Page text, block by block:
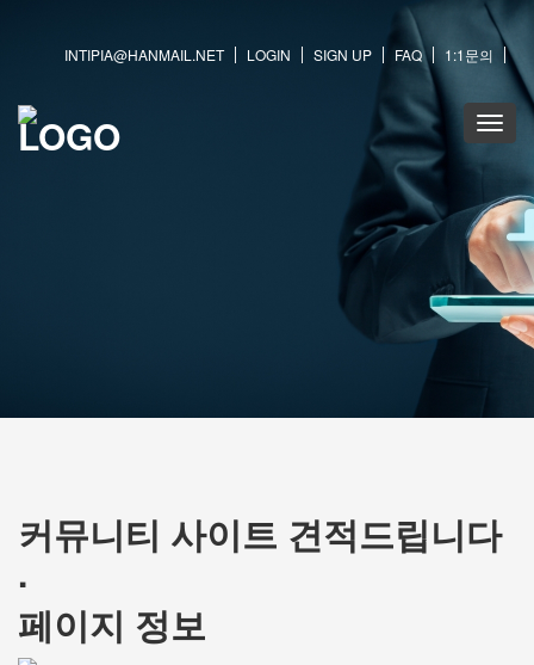
INTIPIA@HANMAIL.NET LOGIN SIGN UP FAQ 1:1문의
Toggle
커뮤니티 사이트 견적드립니다
.
페이지 정보